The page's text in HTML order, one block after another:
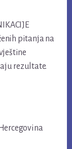
pitanja na
rezultate.